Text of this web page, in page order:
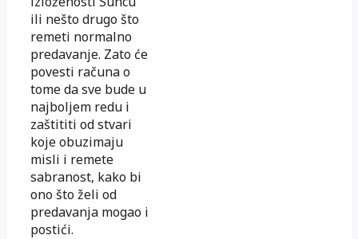
ili nešto drugo što
remeti normalno
predavanje. Zato će
povesti računa o
tome da sve bude u
najboljem redu i
zaštititi od stvari
koje obuzimaju
misli i remete
sabranost, kako bi
ono što želi od
predavanja mogao i
postići.